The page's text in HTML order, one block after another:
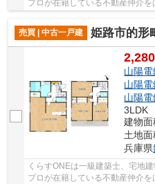
プロが在籍している不動産仲介
売買 | 中古一戸建
姫路市的形
2,280
山陽
山陽
山陽
3LDK
建物面
土地面
兵庫県
くらすONEは一級建築士、宅地
プロが在籍している不動産仲介